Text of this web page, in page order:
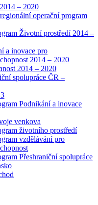
– 2020
operační program
Životní prostředí 2014 –
a inovace pro
2014 – 2020
2014 – 2020
spolupráce ČR –
Podnikání a inovace
venkova
životního prostředí
vzdělávání pro
Přeshraniční spolupráce